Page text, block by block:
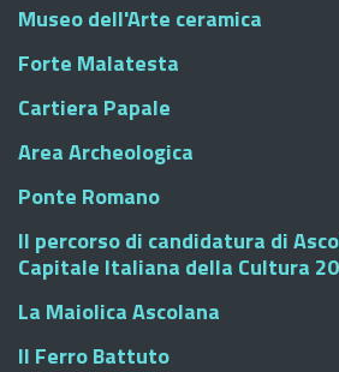
Museo dell'Arte ceramica
Forte Malatesta
Cartiera Papale
Area Archeologica
Ponte Romano
Il percorso di candidatura di
Capitale Italiana della Cultura
La Maiolica Ascolana
Il Ferro Battuto